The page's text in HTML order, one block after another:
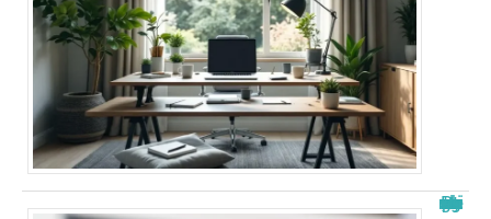
Papystreaming nouveau nom : tout savoir sur le changement